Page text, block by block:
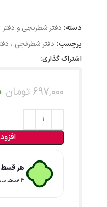
دسته: دفتر شطرنجی و
برچسب: دفتر شطرنجی ،
اشتراک گذاری:
697,000 تومان
هر قسط
۴ قسط ماهانه. بدون سود، چک و ضامن.